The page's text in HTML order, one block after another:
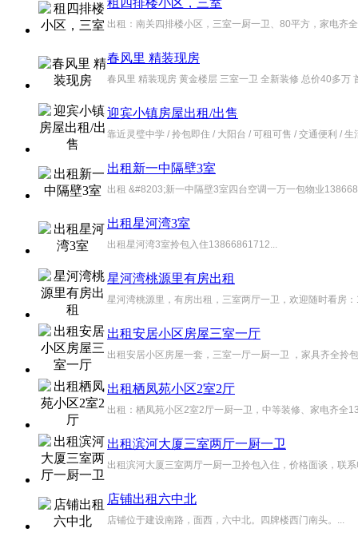
租四排楼小区，三室
出租：南关四排楼小区，三室一厨一卫、80平方，家电齐
春风里 精装现房
春风里 精装现房 黄金楼层 三室一卫 全新装修 总价40多
迎宾小镇房屋出租/出售
靠近灵璧中学 / 拎包即住 / 大阳台 / 可租可售 / 交通便利 /
出租新一中隔壁3室
出租 &#8203;新一中隔壁3室四台空调一万一包物业
出租星河湾3室
出租星河湾3室拎包入住13866861712...
星河湾桃源里有房出租
星河湾桃源里，有房出租，三室两厅一卫，欢迎随时看房
出租安居小区房屋三室一厅
出租安居小区房屋一套，三室一厅一厨一卫 ，家具齐全
出租栖凤苑小区2室2厅
出租：栖凤苑小区2室2厅一厨一卫，中等装修、家电齐全
出租滨河大厦三室两厅一厨一卫
出租滨河大厦三室两厅一厨一卫拎包入住，价格面谈，联
店铺出租六中北
店铺位于建设南路，面西，六中北。四牌楼西门南头。...